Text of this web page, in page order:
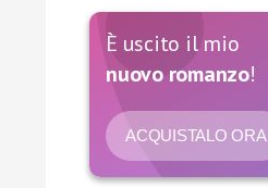
È uscito il mio
nuovo romanzo!
ACQUISTALO ORA